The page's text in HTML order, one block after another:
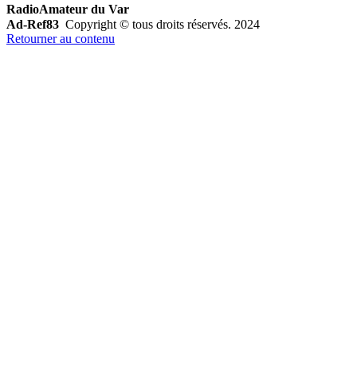
RadioAmateur du Var
Ad-Ref83 Copyright © tous droits réservés. 2024
Retourner au contenu